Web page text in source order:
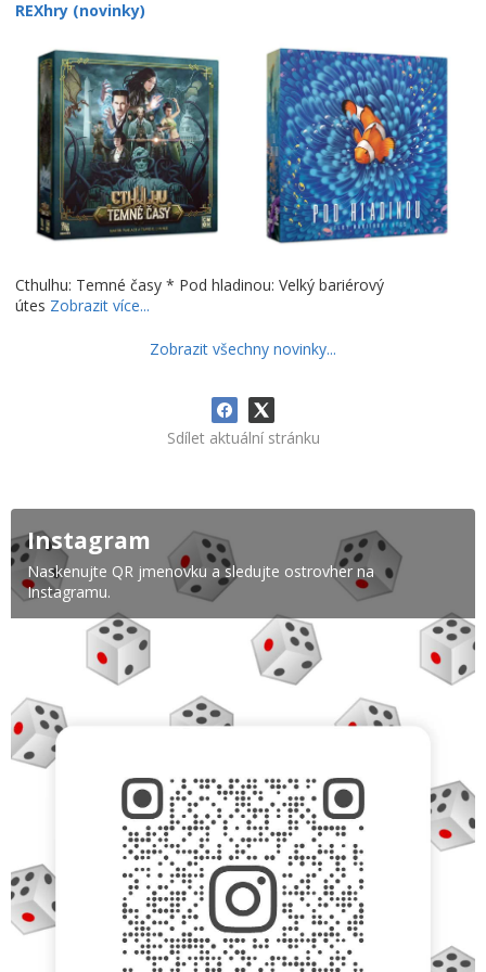
REXhry (novinky)
Cthulhu: Temné časy * Pod hladinou: Velký bariérový
útes Zobrazit více...
Zobrazit všechny novinky...
Sdílet aktuální stránku
Instagram
Naskenujte QR jmenovku a sledujte ostrovher na
Instagramu.